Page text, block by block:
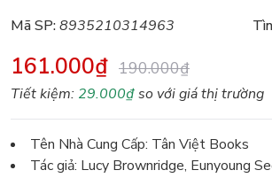
Mã SP:8935210314963
161.000₫ 190.000₫
Tiết kiệm: 29.000₫so với giá thị trường
Tên Nhà Cung Cấp: Tân Việt Books
Tác giả: Lucy Brownridge, Eunyoung